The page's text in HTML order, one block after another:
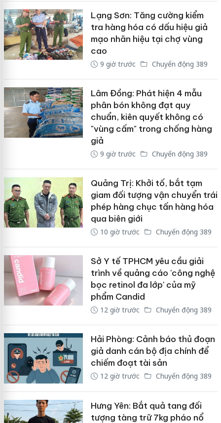
Lạng Sơn: Tăng cường kiểm
tra hàng hóa có dấu hiệu giả
mạo nhãn hiệu tại chợ vùng
cao
9 giờ trước Chuyển động 389
Lâm Đồng: Phát hiện 4 mẫu
phân bón không đạt quy
chuẩn, kiên quyết không có
"vùng cấm" trong chống hàng
giả
9 giờ trước Chuyển động 389
Quảng Trị: Khởi tố, bắt tạm
giam đối tượng vận chuyển trái
phép hàng chục tấn hàng hóa
qua biên giới
10 giờ trước Chuyển động 389
Sở Y tế TPHCM yêu cầu giải
trình về quảng cáo 'công nghệ
bọc retinol đa lớp' của mỹ
phẩm Candid
12 giờ trước Chuyển động 389
Hải Phòng: Cảnh báo thủ đoạn
giả danh cán bộ địa chính để
chiếm đoạt tài sản
12 giờ trước Chuyển động 389
Hưng Yên: Bắt quả tang đối
tượng tàng trữ 7kg pháo nổ